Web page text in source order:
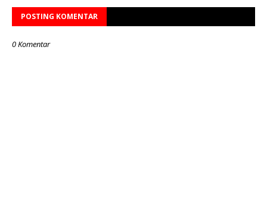
POSTING KOMENTAR
0 Komentar